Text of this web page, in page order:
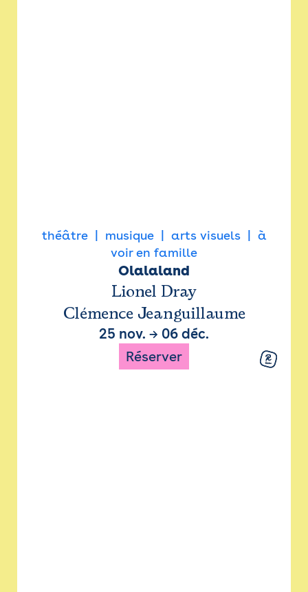
théâtre musique arts visuels
à
voir en famille
Olalaland
Lionel Dray
Clémence Jeanguillaume
25 nov. → 06 déc.
Réserver